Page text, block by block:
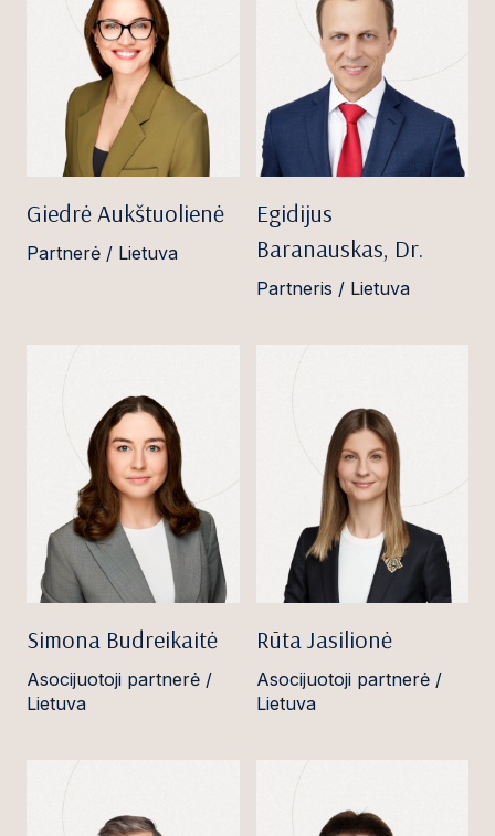
Giedrė Aukštuolienė
Partnerė / Lietuva
Egidijus
Baranauskas, Dr.
Partneris / Lietuva
Simona Budreikaitė
Asocijuotoji partnerė /
Lietuva
Rūta Jasilionė
Asocijuotoji partnerė /
Lietuva